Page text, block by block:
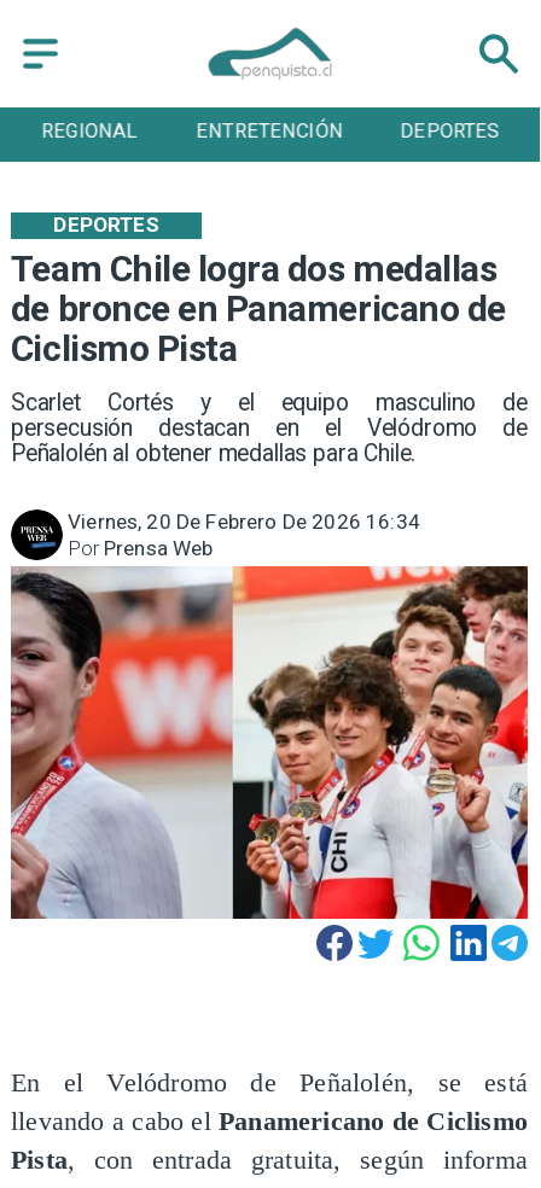
REGIONAL ENTRETENCIÓN DEPORTES
Team Chile logra dos medallas
de bronce en Panamericano de
Ciclismo Pista
Scarlet Cortés y el equipo masculino de
persecusión destacan en el Velódromo de
Peñalolén al obtener medallas para Chile.
DEPORTES
Viernes, 20 De Febrero De 2026 16:34
Prensa Web
Por
En el Velódromo de Peñalolén, se está
llevando a cabo elPanamericano de Ciclismo
Pista, con entrada gratuita, según informa